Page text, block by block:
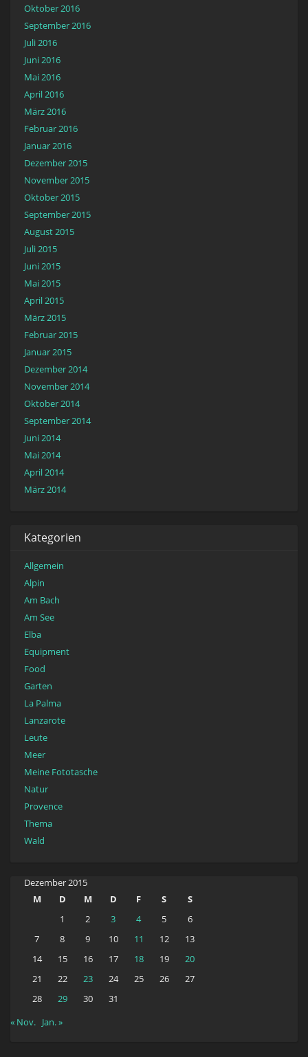
Oktober 2016
September 2016
Juli 2016
Juni 2016
Mai 2016
April 2016
März 2016
Februar 2016
Januar 2016
Dezember 2015
November 2015
Oktober 2015
September 2015
August 2015
Juli 2015
Juni 2015
Mai 2015
April 2015
März 2015
Februar 2015
Januar 2015
Dezember 2014
November 2014
Oktober 2014
September 2014
Juni 2014
Mai 2014
April 2014
März 2014
Kategorien
Allgemein
Alpin
Am Bach
Am See
Elba
Equipment
Food
Garten
La Palma
Lanzarote
Leute
Meer
Meine Fototasche
Natur
Provence
Thema
Wald
Dezember 2015
M
D M D F S
S
1
2 3 4 5
6
7
8 9 10 11 12
13
14
15 16 17 18 19
20
21
22 23 24 25 26
27
28
29 30
31
« Nov. Jan. »